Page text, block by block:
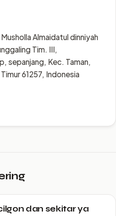
Almaidatul dinniyah
Tim. III,
sepanjang, Kec. Taman,
61257, Indonesia
dan sekitar ya